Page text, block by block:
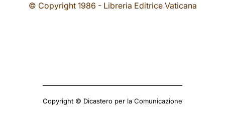
© Copyright 1986 - Libreria Editrice Vaticana
Copyright © Dicastero per la Comunicazione